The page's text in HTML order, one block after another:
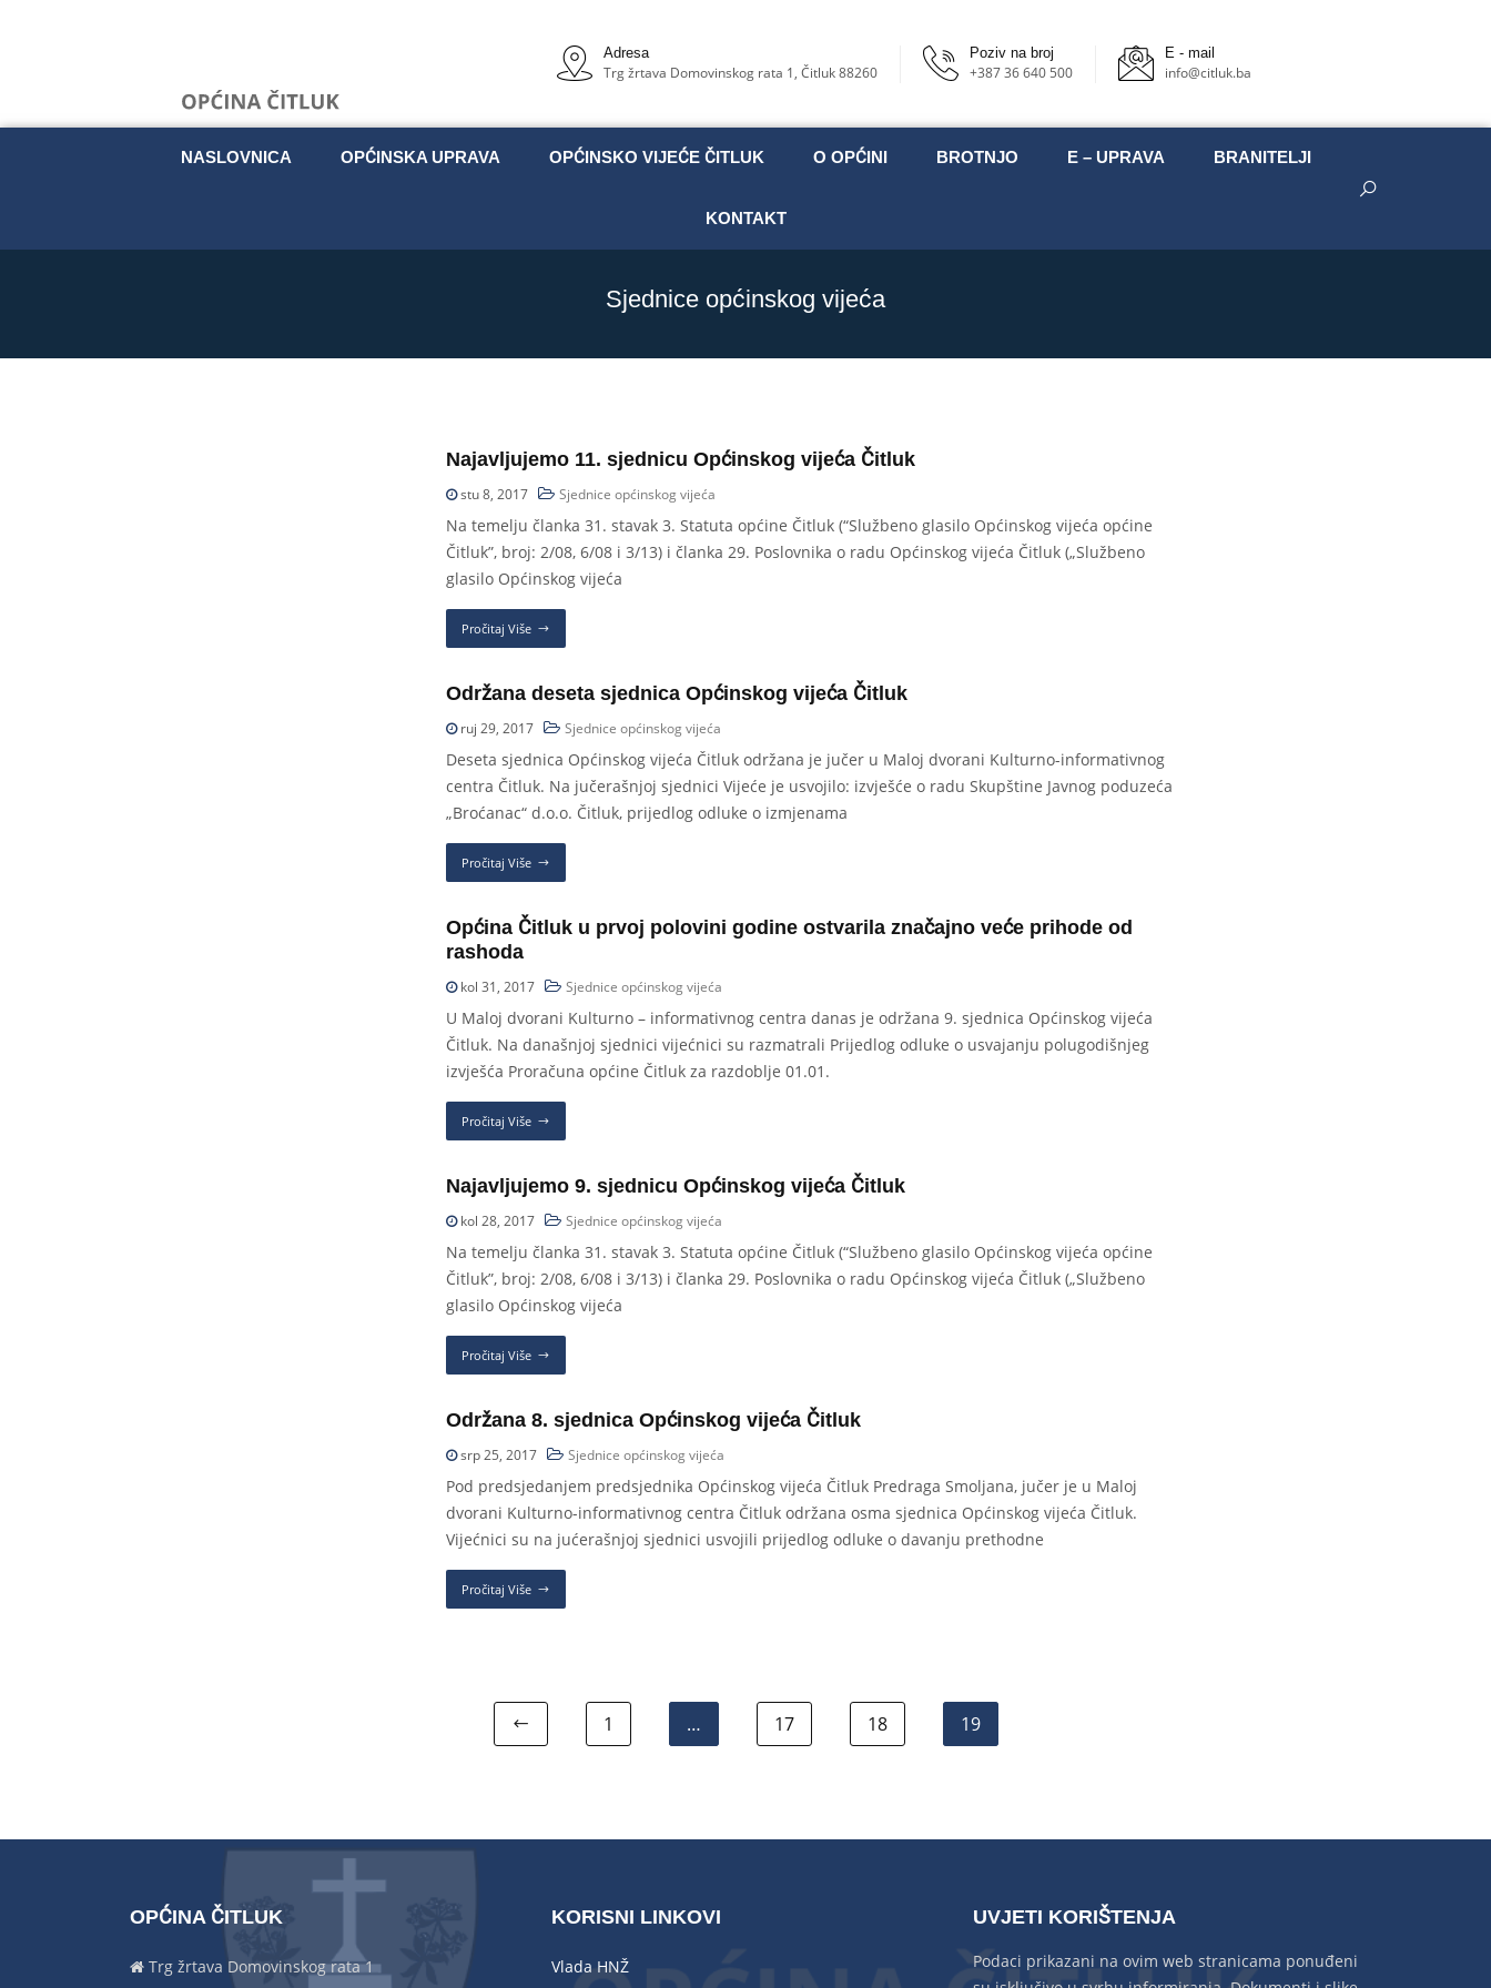
Adresa
Trg žrtava Domovinskog rata 1, Čitluk 88260
Poziv na broj
+387 36 640 500
E - mail
info@citluk.ba
NASLOVNICA OPĆINSKA UPRAVA OPĆINSKO VIJEĆE ČITLUK O OPĆINI BROTNJO E – UPRAVA BRANITELJI
KONTAKT
Sjednice općinskog vijeća
Najavljujemo 11. sjednicu Općinskog vijeća Čitluk
stu 8, 2017 Sjednice općinskog vijeća
Na temelju članka 31. stavak 3. Statuta općine Čitluk (“Službeno glasilo Općinskog vijeća općine
Čitluk”, broj: 2/08, 6/08 i 3/13) i članka 29. Poslovnika o radu Općinskog vijeća Čitluk („Službeno
glasilo Općinskog vijeća
Pročitaj Više
Održana deseta sjednica Općinskog vijeća Čitluk
ruj 29, 2017 Sjednice općinskog vijeća
Deseta sjednica Općinskog vijeća Čitluk održana je jučer u Maloj dvorani Kulturno-informativnog
centra Čitluk. Na jučerašnjoj sjednici Vijeće je usvojilo: izvješće o radu Skupštine Javnog poduzeća
„Broćanac“ d.o.o. Čitluk, prijedlog odluke o izmjenama
Pročitaj Više
Općina Čitluk u prvoj polovini godine ostvarila značajno veće prihode od
rashoda
kol 31, 2017 Sjednice općinskog vijeća
U Maloj dvorani Kulturno – informativnog centra danas je održana 9. sjednica Općinskog vijeća
Čitluk. Na današnjoj sjednici vijećnici su razmatrali Prijedlog odluke o usvajanju polugodišnjeg
izvješća Proračuna općine Čitluk za razdoblje 01.01.
Pročitaj Više
Najavljujemo 9. sjednicu Općinskog vijeća Čitluk
kol 28, 2017 Sjednice općinskog vijeća
Na temelju članka 31. stavak 3. Statuta općine Čitluk (“Službeno glasilo Općinskog vijeća općine
Čitluk”, broj: 2/08, 6/08 i 3/13) i članka 29. Poslovnika o radu Općinskog vijeća Čitluk („Službeno
glasilo Općinskog vijeća
Pročitaj Više
Održana 8. sjednica Općinskog vijeća Čitluk
srp 25, 2017 Sjednice općinskog vijeća
Pod predsjedanjem predsjednika Općinskog vijeća Čitluk Predraga Smoljana, jučer je u Maloj
dvorani Kulturno-informativnog centra Čitluk održana osma sjednica Općinskog vijeća Čitluk.
Vijećnici su na jućerašnjoj sjednici usvojili prijedlog odluke o davanju prethodne
Pročitaj Više
1 … 17 18 19
OPĆINA ČITLUK
Trg žrtava Domovinskog rata 1
KORISNI LINKOVI
Vlada HNŽ
UVJETI KORIŠTENJA
Podaci prikazani na ovim web stranicama ponuđeni